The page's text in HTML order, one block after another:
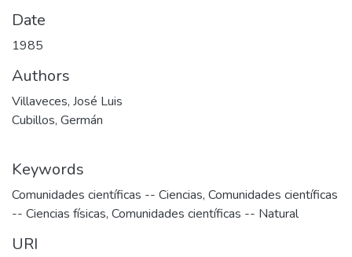
Date
1985
Authors
Villaveces, José Luis
Cubillos, Germán
Keywords
Comunidades científicas -- Ciencias, Comunidades científicas
-- Ciencias físicas, Comunidades científicas -- Natural
URI